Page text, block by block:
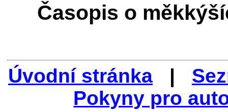
Časopis o
Úvodní stránka|
Pokyny pro